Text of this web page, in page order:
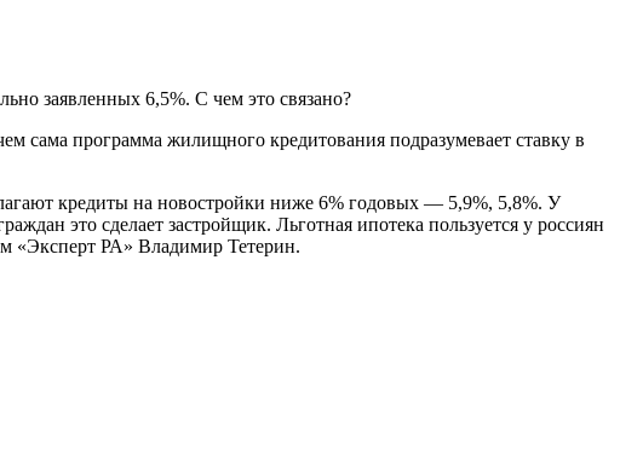
заявленных 6,5%. С чем это связано?
сама программа жилищного кредитования подразумевает ставку в
кредиты на новостройки ниже 6% годовых — 5,9%, 5,8%. У
это сделает застройщик. Льготная ипотека пользуется у россиян
«Эксперт РА» Владимир Тетерин.